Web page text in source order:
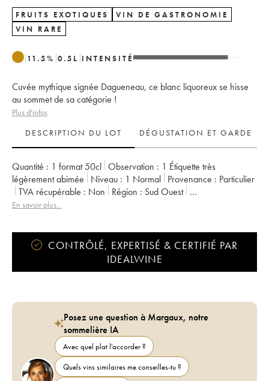
FRUITS EXOTIQUES
VIN DE GASTRONOMIE
VIN RARE
11.5% 0.5 L INTENSITÉ
Cuvée mythique signée Dagueneau, ce blanc liquoreux se hisse
au sommet de sa catégorie !
Plus d'infos
DESCRIPTION DU LOT
DÉGUSTATION ET GARDE
Quantité : 1 format 50cl Observation : 1 Étiquette très
légèrement abimée
Niveau : 1 Normal Provenance : particulier
TVA récupérable :
non Région :
Sud Ouest
Appellation :
En savoir plus...
CONTRÔLÉ, EXPERTISÉ & CERTIFIÉ PAR
IDEALWINE
Posez une question à Margaux, notre
sommelière IA
Avec quel plat l'accorder ?
Quels vins similaires me conseilles-tu ?